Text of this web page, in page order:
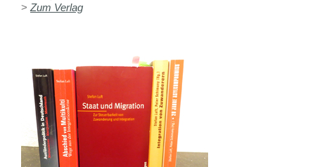
> Zum Verlag